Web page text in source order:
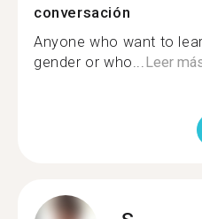
conversación
Anyone who want to
gender or who... Leer